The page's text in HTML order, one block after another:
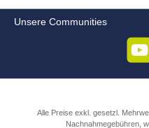
Unsere Communities
Alle Preise exkl. gesetzl.
Nachnahmegebühren,